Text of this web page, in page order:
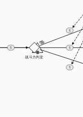
战斗力判定
1
1
1
1